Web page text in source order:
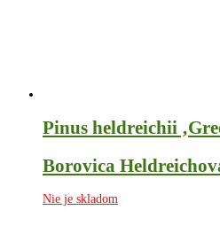
Pinus heldreichii
Borovica
Nie je skladom